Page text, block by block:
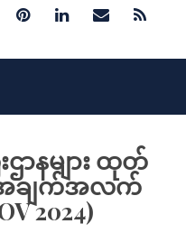
ဌာနများ ထုတ်
ချက်အလက်
2024)